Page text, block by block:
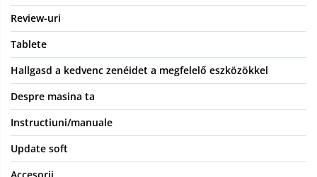
Review-uri
Tablete
Hallgasd a kedvenc zenéidet a megfelelő eszközökkel
Despre masina ta
Instructiuni/manuale
Update soft